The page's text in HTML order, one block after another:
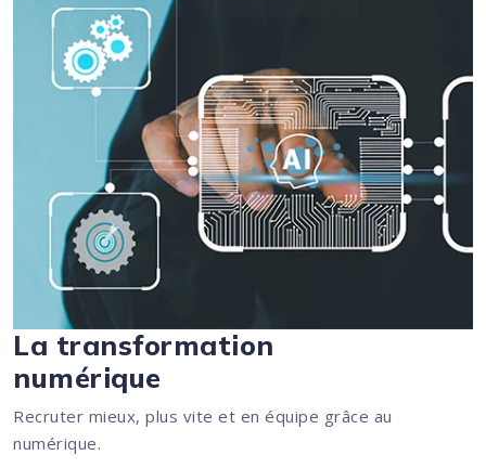
La transformation
numérique
Recruter mieux, plus vite et en équipe grâce au
numérique.